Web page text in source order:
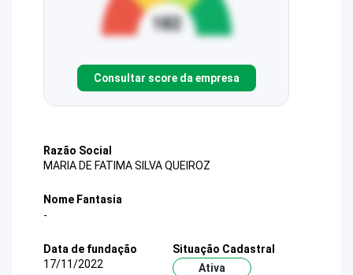
Consultar score da empresa
Razão Social
MARIA DE FATIMA SILVA QUEIROZ
Nome Fantasia
-
Data de fundação
17/11/2022
Situação Cadastral
Ativa